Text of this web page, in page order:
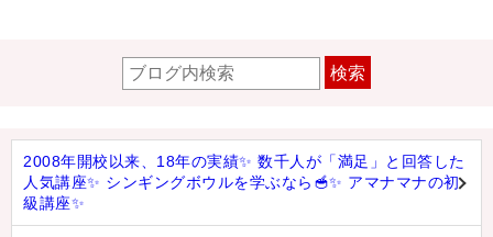
検索
2008年開校以来、18年の実績✨ 数千人が「満足」と回答した
人気講座✨ シンギングボウルを学ぶなら🥣✨ アマナマナの初
級講座✨